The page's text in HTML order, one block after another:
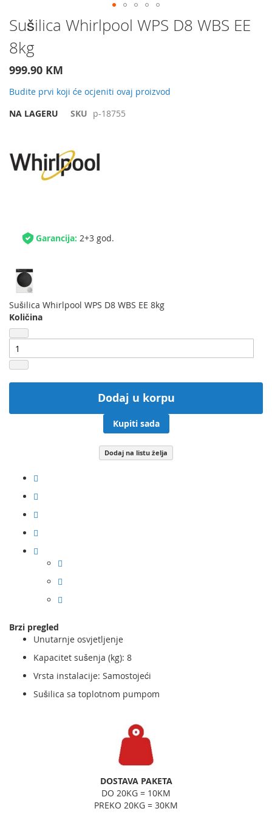
Preskočite
na
početak
galerije
slika
Sušilica Whirlpool WPS D8 WBS EE
8kg
999.90 KM
Budite prvi koji će ocjeniti ovaj proizvod
NA LAGERU
SKU p-18755
Garancija: 2+3 god.
Sušilica Whirlpool WPS D8 WBS EE 8kg
Količina
Dodaj u korpu
Kupiti sada
Dodaj na listu želja
Brzi pregled
Unutarnje osvjetljenje
Kapacitet sušenja (kg): 8
Vrsta instalacije: Samostojeći
Sušilica sa toplotnom pumpom
DOSTAVA PAKETA
DO 20KG = 10KM
PREKO 20KG = 30KM